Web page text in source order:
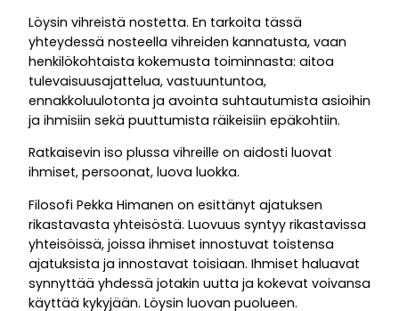
Löysin vihreistä nostetta. En tarkoita tässä
yhteydessä nosteella vihreiden kannatusta, vaan
henkilökohtaista kokemusta toiminnasta: aitoa
tulevaisuusajattelua, vastuuntuntoa,
ennakkoluulotonta ja avointa suhtautumista asioihin
ja ihmisiin sekä puuttumista räikeisiin epäkohtiin.
Ratkaisevin iso plussa vihreille on aidosti luovat
ihmiset, persoonat, luova luokka.
Filosofi Pekka Himanen on esittänyt ajatuksen
rikastavasta yhteisöstä. Luovuus syntyy rikastavissa
yhteisöissä, joissa ihmiset innostuvat toistensa
ajatuksista ja innostavat toisiaan. Ihmiset haluavat
synnyttää yhdessä jotakin uutta ja kokevat voivansa
käyttää kykyjään. Löysin luovan puolueen.